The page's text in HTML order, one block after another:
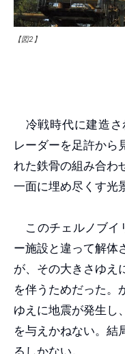
【図2】
冷戦時代に建造さ
レーダーを足許から
れた鉄骨の組み合わ
一面に埋め尽くす光
このチェルノブイ
ー施設と違って解体
が、その大きさゆえ
を伴うためだった。
ゆえに地震が発生し
を与えかねない。結